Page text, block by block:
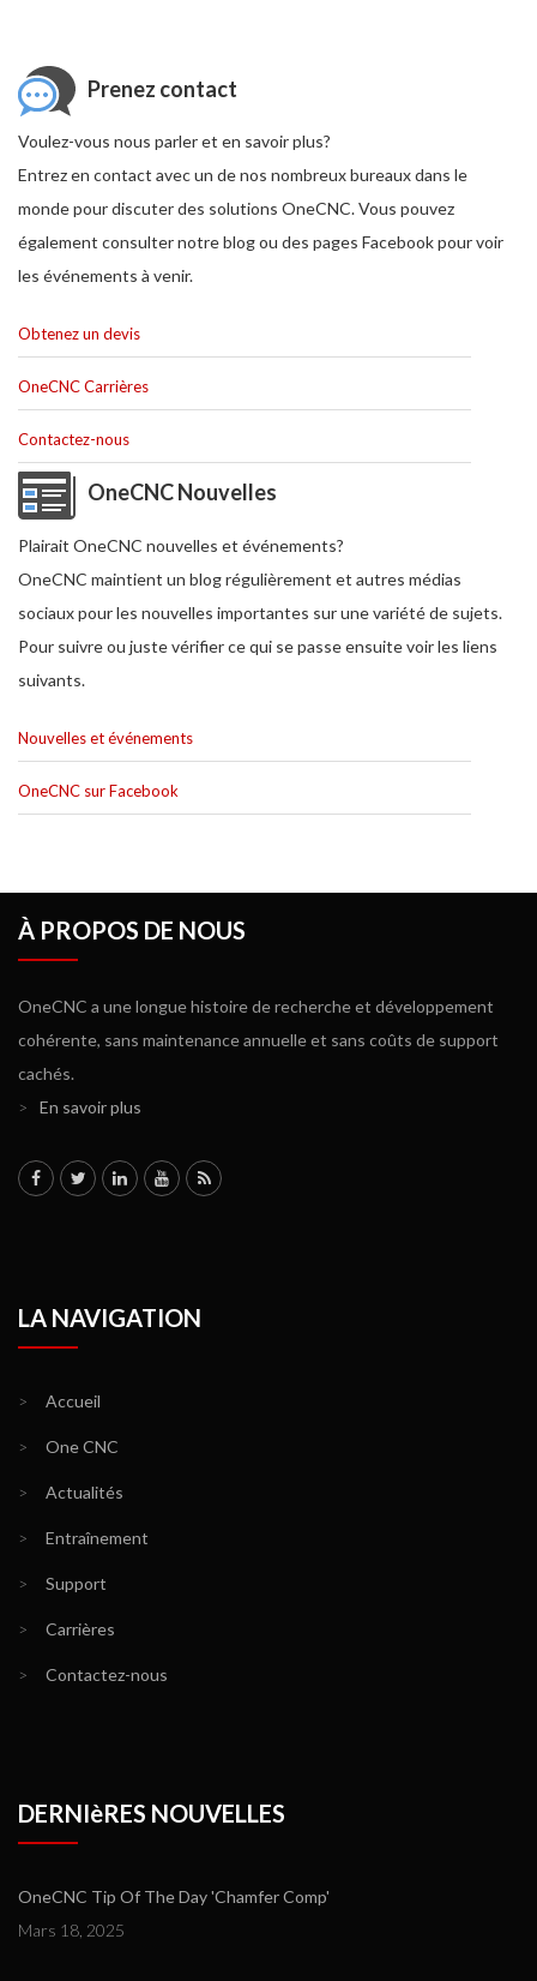
Prenez contact
Voulez-vous nous parler et en savoir plus?
Entrez en contact avec un de nos nombreux bureaux dans le
monde pour discuter des solutions OneCNC. Vous pouvez
également consulter notre blog ou des pages Facebook pour voir
les événements à venir.
Obtenez un devis
OneCNC Carrières
Contactez-nous
OneCNC Nouvelles
Plairait OneCNC nouvelles et événements?
OneCNC maintient un blog régulièrement et autres médias
sociaux pour les nouvelles importantes sur une variété de sujets.
Pour suivre ou juste vérifier ce qui se passe ensuite voir les liens
suivants.
Nouvelles et événements
OneCNC sur Facebook
À PROPOS DE NOUS
OneCNC a une longue histoire de recherche et développement
cohérente, sans maintenance annuelle et sans coûts de support
cachés.
>
En savoir plus
LA NAVIGATION
> Accueil
> One CNC
> Actualités
> Entraînement
> Support
> Carrières
> Contactez-nous
DERNIèRES NOUVELLES
OneCNC Tip Of The Day 'Chamfer Comp'
Mars 18, 2025